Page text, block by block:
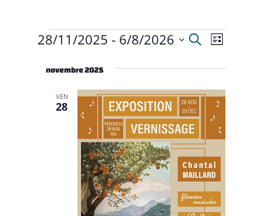
Évènements
Recherche
et
navigation
de
vues
Recherche
Liste
28/11/2025 - 6/8/2026
une
novembre 2025
VEN
28